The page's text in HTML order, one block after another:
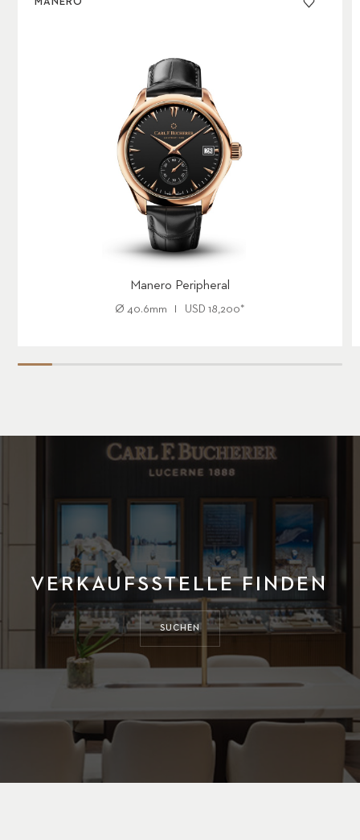
Manero Peripheral
Ø 40.6mm USD 18,200*
VERKAUFSSTELLE FINDEN
SUCHEN